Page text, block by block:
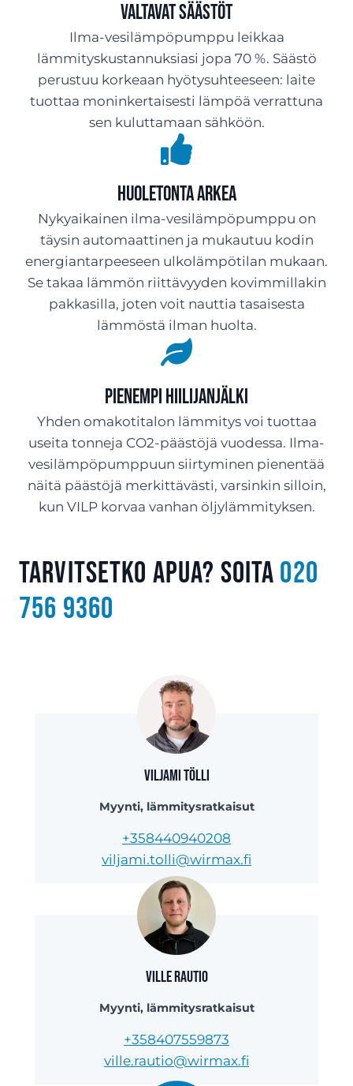
Valtavat säästöt
Ilma-vesilämpöpumppu leikkaa
lämmityskustannuksiasi jopa 70 %. Säästö
perustuu korkeaan hyötysuhteeseen: laite
tuottaa moninkertaisesti lämpöä verrattuna
sen kuluttamaan sähköön.
Huoletonta arkea
Nykyaikainen ilma-vesilämpöpumppu on
täysin automaattinen ja mukautuu kodin
energiantarpeeseen ulkolämpötilan mukaan.
Se takaa lämmön riittävyyden kovimmillakin
pakkasilla, joten voit nauttia tasaisesta
lämmöstä ilman huolta.
Pienempi hiilijanjälki
Yhden omakotitalon lämmitys voi tuottaa
useita tonneja CO2-päästöjä vuodessa. Ilma-
vesilämpöpumppuun siirtyminen pienentää
näitä päästöjä merkittävästi, varsinkin silloin,
kun VILP korvaa vanhan öljylämmityksen.
Tarvitsetko apua? Soita 020
756 9360
Viljami Tölli
Myynti, lämmitysratkaisut
+358440940208
viljami.tolli@wirmax.fi
Ville Rautio
Myynti, lämmitysratkaisut
+358407559873
ville.rautio@wirmax.fi